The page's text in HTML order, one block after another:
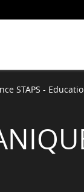
STAPS -